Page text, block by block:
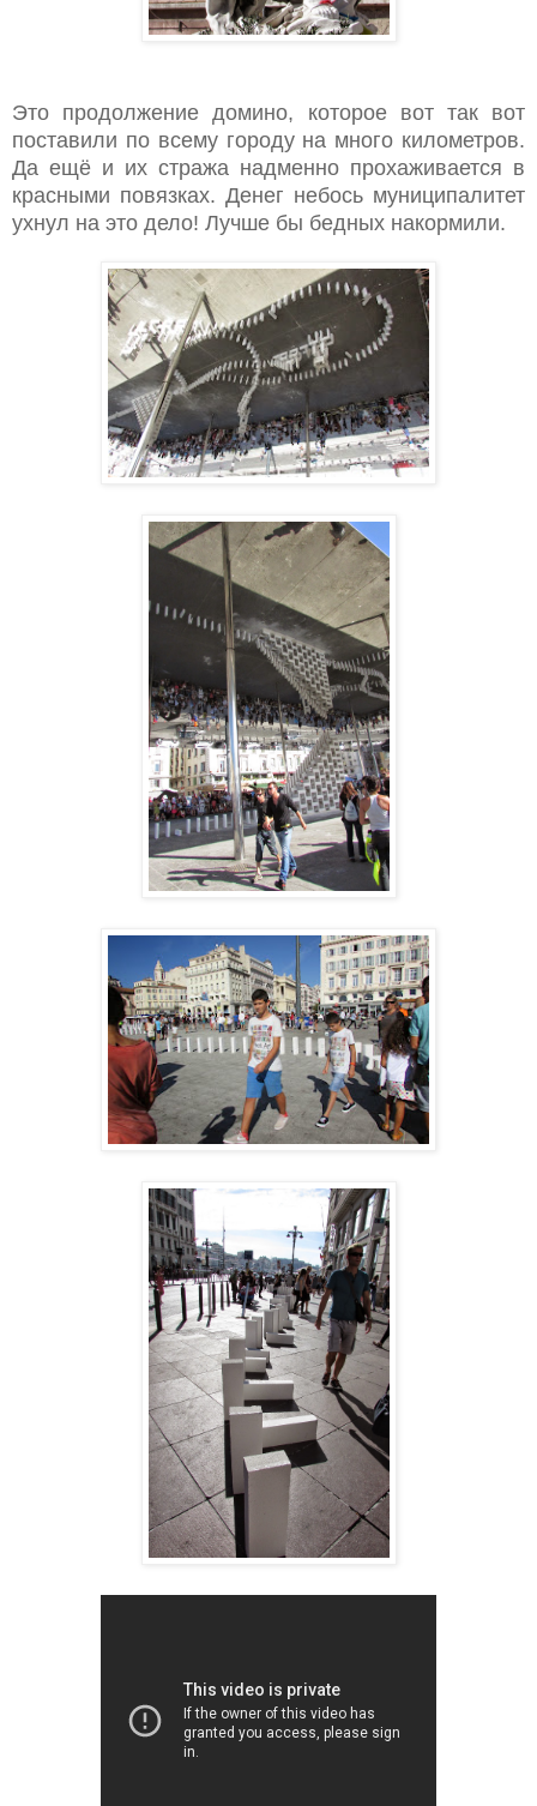
Это продолжение домино, которое вот так вот
поставили по всему городу на много километров.
Да ещё и их стража надменно прохаживается в
красными повязках. Денег небось муниципалитет
ухнул на это дело! Лучше бы бедных накормили.